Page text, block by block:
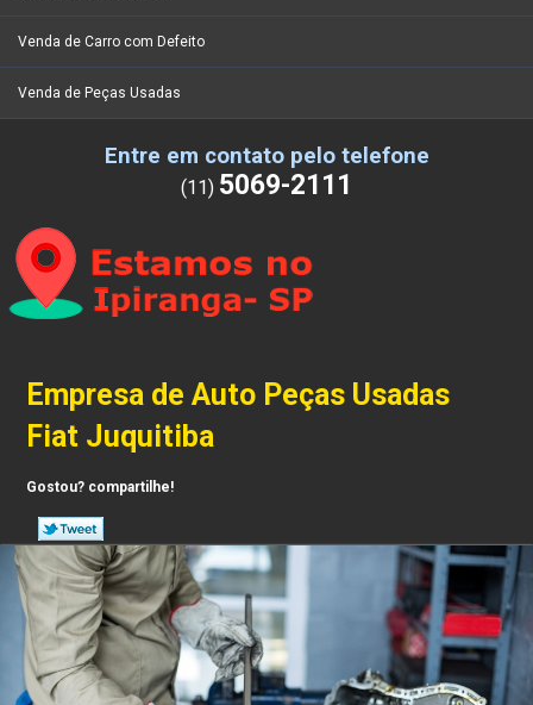
Venda de Carro com Defeito
Venda de Peças Usadas
Entre em contato pelo telefone
(11) 5069-2111
Empresa de Auto Peças Usadas
Fiat Juquitiba
Gostou? compartilhe!